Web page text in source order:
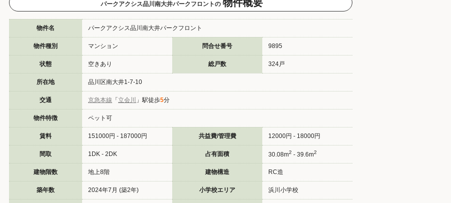
パークアクシス品川南大井パークフロントの 物件概要
物件名 パークアクシス品川南大井パークフロント
物件種別 マンション 問合せ番号 9895
状態 空きあり 総戸数 324戸
所在地 品川区南大井1-7-10
交通 京急本線 「立会川 」駅徒歩5分
物件特徴 ペット可
賃料 151000円 - 187000円 共益費/管理費 12000円 - 18000円
間取 1DK - 2DK 占有面積 30.08m2 - 39.6m2
建物階数 地上8階 建物構造 RC造
築年数 2024年7月 (築2年) 小学校エリア 浜川小学校